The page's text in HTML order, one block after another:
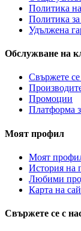
Политика
Политика
Удължена
Обслужване на
Свържете се
Промоции
Платформа
Моят профил
Моят
История на
Любими
Карта на
Свържете се с